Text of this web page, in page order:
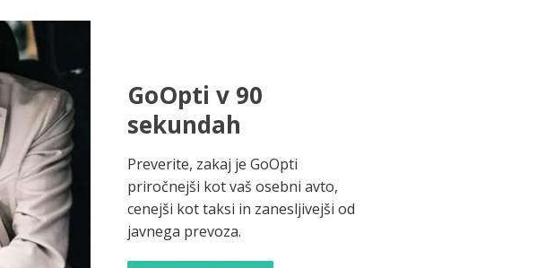
GoOpti v 90
sekundah
Preverite, zakaj je GoOpti
priročnejši kot vaš osebni avto,
cenejši kot taksi in zanesljivejši od
javnega prevoza.